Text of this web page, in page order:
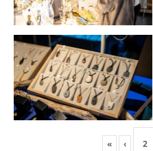
« ‹